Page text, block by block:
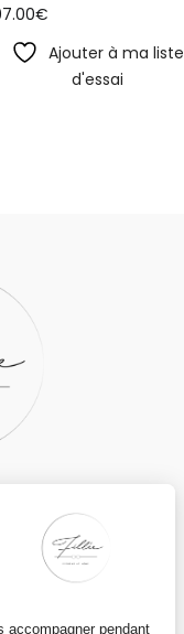
€
Ajouter à ma liste
d'essai
?